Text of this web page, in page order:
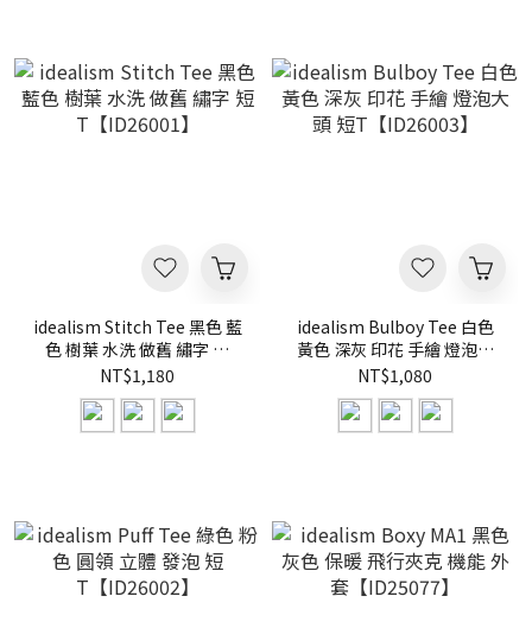
idealism Stitch Tee 黑色 藍
色 樹葉 水洗 做舊 繡字 短
T【ID26001】
NT$1,180
idealism Bulboy Tee 白色
黃色 深灰 印花 手繪 燈泡大
頭 短T【ID26003】
NT$1,080